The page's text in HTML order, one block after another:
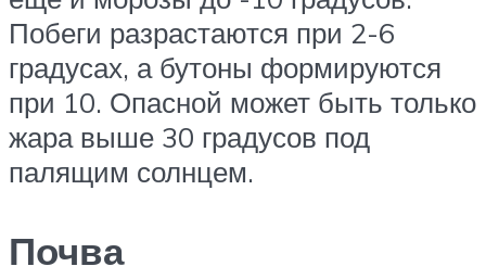
Побеги разрастаются при 2-6
градусах, а бутоны формируются
при 10. Опасной может быть только
жара выше 30 градусов под
палящим солнцем.
Почва